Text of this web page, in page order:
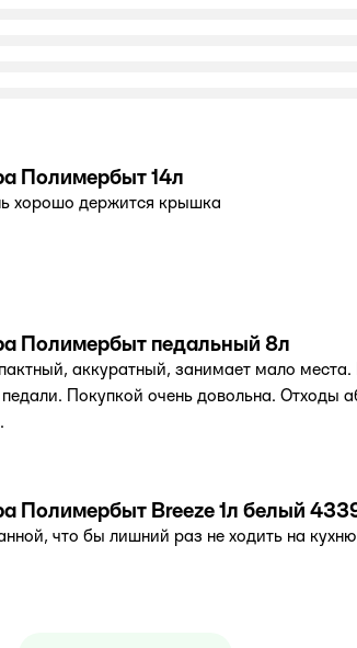
Полимербыт 14л
хорошо держится крышка
Полимербыт педальный 8л
аккуратный, занимает мало
Покупкой очень довольна. Отходы
Полимербыт Breeze 1л белый
что бы лишний раз не ходить на кухню